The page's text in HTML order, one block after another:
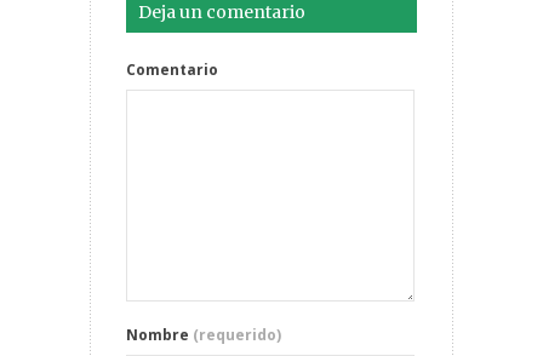
Deja un comentario
Comentario
Nombre (requerido)